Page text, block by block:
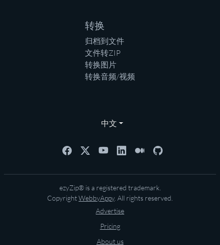
转换
归档到文件
文件转ZIP
转换图片
转换音频/视频
中文
ezyZip® is a registered trademark.
CopyrightWebbyAppy. All rights reserved.
Advertise
Pricing
About us